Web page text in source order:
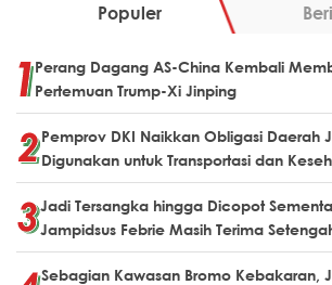
Populer
Perang Dagang AS-China Kembali
Pertemuan Trump-Xi Jinping
Pemprov DKI Naikkan Obligasi Daerah
Digunakan untuk Transportasi dan
Jadi Tersangka hingga Dicopot
Jampidsus Febrie Masih Terima
Sebagian Kawasan Bromo Kebakaran,